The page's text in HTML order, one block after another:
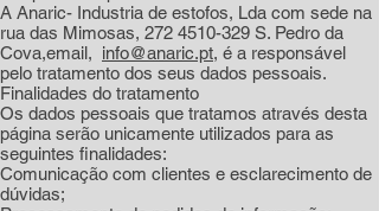
A Anaric- Industria de estofos, Lda com sede na
rua das Mimosas, 272 4510-329 S. Pedro da
Cova,email, info@anaric.pt, é a responsável
pelo tratamento dos seus dados pessoais.
Finalidades do tratamento
Os dados pessoais que tratamos através desta
página serão unicamente utilizados para as
seguintes finalidades:
Comunicação com clientes e esclarecimento de
dúvidas;